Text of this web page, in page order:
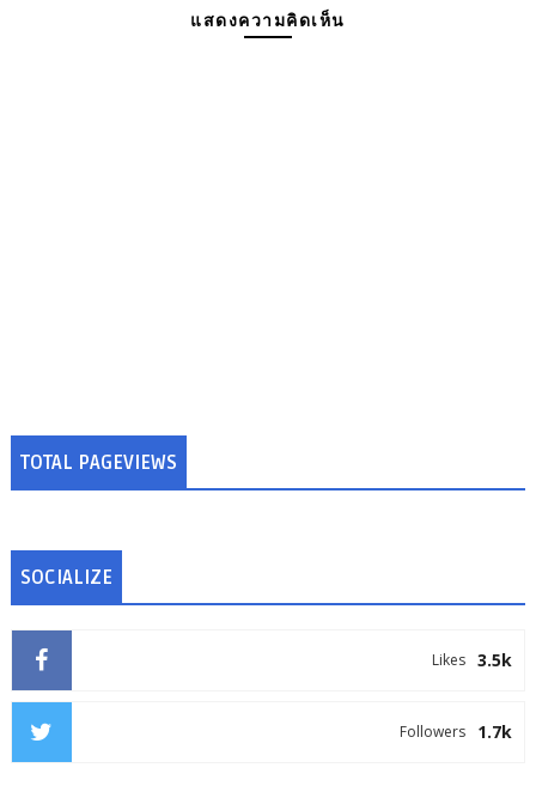
แสดงความคิดเห็น
TOTAL PAGEVIEWS
SOCIALIZE
3.5k
Likes
1.7k
Followers